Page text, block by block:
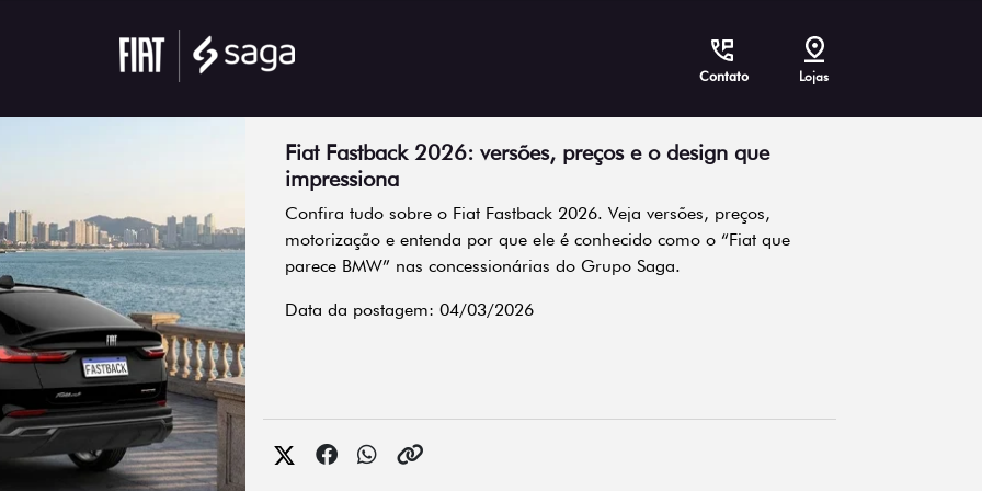
Contato Lojas
Fiat Fastback 2026: versões, preços e o design que
impressiona
Confira tudo sobre o Fiat Fastback 2026. Veja versões, preços,
motorização e entenda por que ele é conhecido como o “Fiat que
parece BMW” nas concessionárias do Grupo Saga.
Data da postagem: 04/03/2026